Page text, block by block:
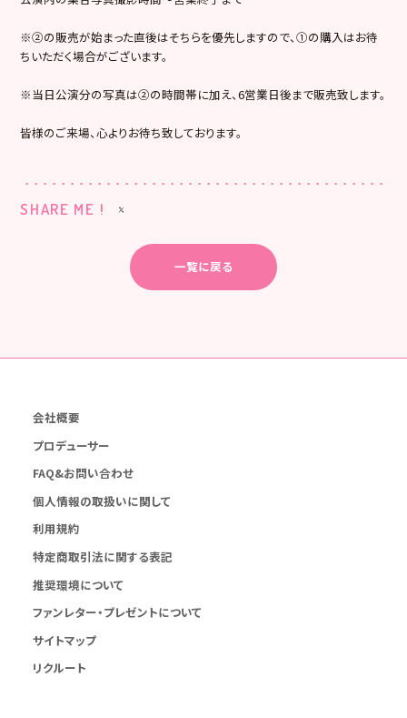
※②の販売が始まった直後はそちらを優先しますので、①の購入はお待
ちいただく場合がございます。
※当日公演分の写真は②の時間帯に加え、6営業日後まで販売致します。
皆様のご来場、心よりお待ち致しております。
SHARE ME !
一覧に戻る
会社概要
プロデューサー
FAQ&お問い合わせ
個人情報の取扱いに関して
利用規約
特定商取引法に関する表記
推奨環境について
ファンレター・プレゼントについて
サイトマップ
リクルート